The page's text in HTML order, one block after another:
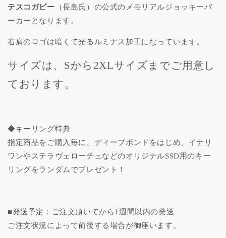
テスコガビー （長島氏）の公式のメモリアルジョッキーパ
ーカーとなります。
右肩のロゴは暗くて光るルミナス加工になっています。
サイズは、Sから2XLサイズまでご用意し
ております。
◆キーリング特典
指定商品をご購入毎に、ディープボンドをはじめ、イナリ
ワンやステラヴェローチェなどのオリジナルSSD用のキー
リングをランダムでプレゼント！
■発送予定：ご注文頂いてから1週間以内の発送
ご注文状況によって前後する場合が御座います。